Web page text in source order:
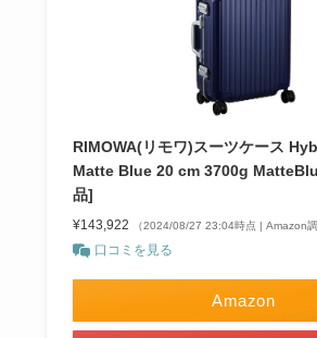
RIMOWA(リモワ)スーツケース
Matte Blue 20 cm 3700g
品]
¥143,922 （2024/08/27 23:04時点 | Amazon調
口コミを見る
Amazon